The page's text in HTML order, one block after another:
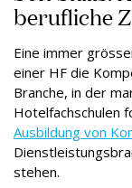
berufliche
Eine immer
einer HF die
Branche, in der
Hotelfachschulen
Ausbildung von
stehen.